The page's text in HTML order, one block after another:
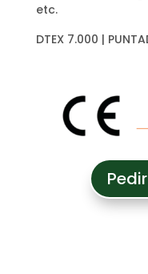
etc.
DTEX 7.000 |